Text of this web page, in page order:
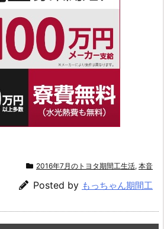
2016年7月のトヨタ期間工生活, 本音
Posted by もっちゃん期間工